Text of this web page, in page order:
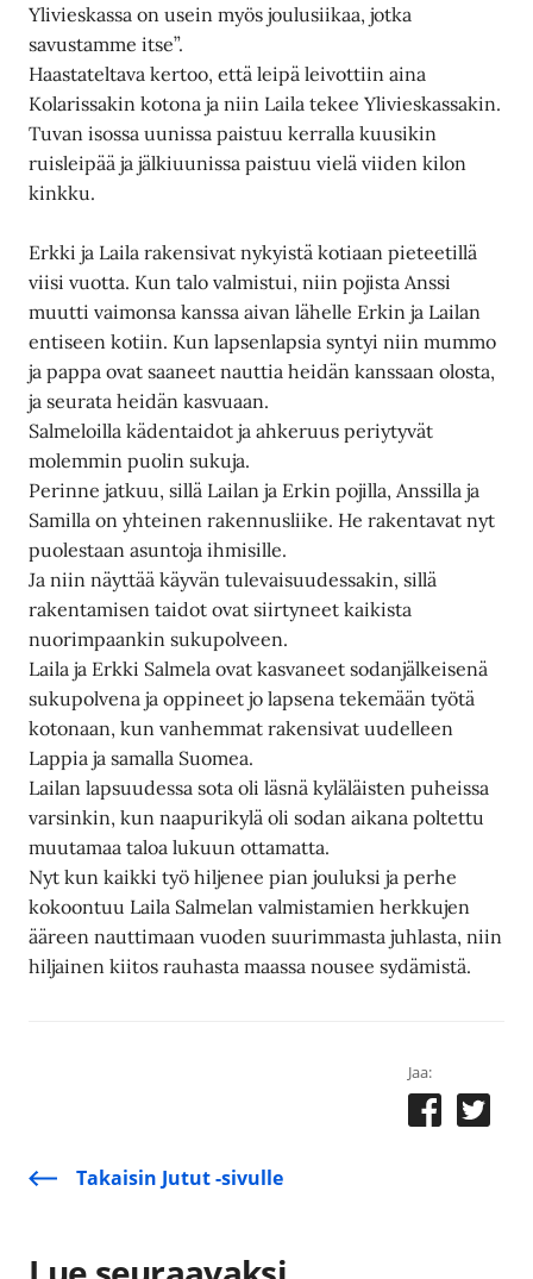
Ylivieskassa on usein myös joulusiikaa, jotka
savustamme itse”.
Haastateltava kertoo, että leipä leivottiin aina
Kolarissakin kotona ja niin Laila tekee Ylivieskassakin.
Tuvan isossa uunissa paistuu kerralla kuusikin
ruisleipää ja jälkiuunissa paistuu vielä viiden kilon
kinkku.
Erkki ja Laila rakensivat nykyistä kotiaan pieteetillä
viisi vuotta. Kun talo valmistui, niin pojista Anssi
muutti vaimonsa kanssa aivan lähelle Erkin ja Lailan
entiseen kotiin. Kun lapsenlapsia syntyi niin mummo
ja pappa ovat saaneet nauttia heidän kanssaan olosta,
ja seurata heidän kasvuaan.
Salmeloilla kädentaidot ja ahkeruus periytyvät
molemmin puolin sukuja.
Perinne jatkuu, sillä Lailan ja Erkin pojilla, Anssilla ja
Samilla on yhteinen rakennusliike. He rakentavat nyt
puolestaan asuntoja ihmisille.
Ja niin näyttää käyvän tulevaisuudessakin, sillä
rakentamisen taidot ovat siirtyneet kaikista
nuorimpaankin sukupolveen.
Laila ja Erkki Salmela ovat kasvaneet sodanjälkeisenä
sukupolvena ja oppineet jo lapsena tekemään työtä
kotonaan, kun vanhemmat rakensivat uudelleen
Lappia ja samalla Suomea.
Lailan lapsuudessa sota oli läsnä kyläläisten puheissa
varsinkin, kun naapurikylä oli sodan aikana poltettu
muutamaa taloa lukuun ottamatta.
Nyt kun kaikki työ hiljenee pian jouluksi ja perhe
kokoontuu Laila Salmelan valmistamien herkkujen
ääreen nauttimaan vuoden suurimmasta juhlasta, niin
hiljainen kiitos rauhasta maassa nousee sydämistä.
Jaa:
Takaisin Jutut -sivulle